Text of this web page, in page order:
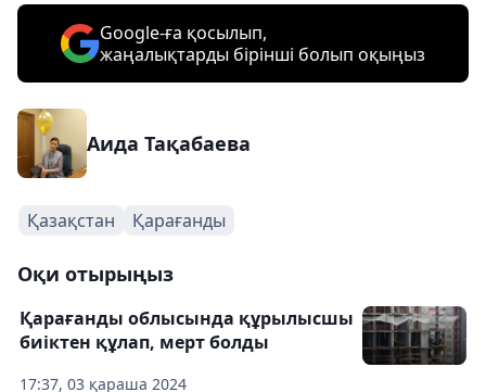
Google-ға қосылып,
жаңалықтарды бірінші болып оқыңыз
Аида Тақабаева
Қазақстан Қарағанды
Оқи отырыңыз
17:37, 03 қараша 2024
Қарағанды облысында құрылысшы
биіктен құлап, мерт болды